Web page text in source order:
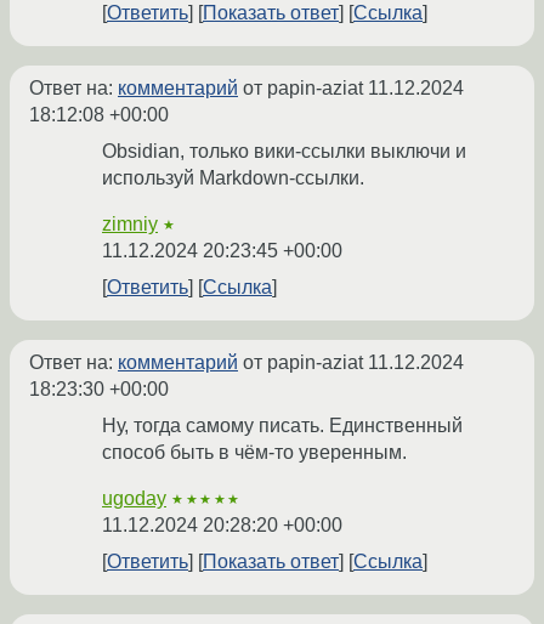
Ответить
Показать ответ Ссылка
Ответ на: комментарий от papin-aziat 11.12.2024
18:12:08 +00:00
Obsidian, только вики-ссылки выключи и
используй Markdown-ссылки.
zimniy ★
11.12.2024 20:23:45 +00:00
Ответить
Ссылка
Ответ на: комментарий от papin-aziat 11.12.2024
18:23:30 +00:00
Ну, тогда самому писать. Единственный
способ быть в чём-то уверенным.
ugoday ★★★★★
11.12.2024 20:28:20 +00:00
Ответить
Показать ответ Ссылка